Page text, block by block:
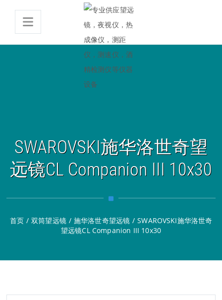
SWAROVSKI施华洛世奇望
远镜CL Companion III 10x30
首页 / 双筒望远镜 / 施华洛世奇望远镜 / SWAROVSKI施华洛世奇
望远镜CL Companion III 10x30